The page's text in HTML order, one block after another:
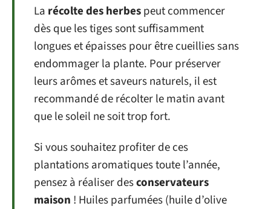
La récolte des herbespeut commencer
dès que les tiges sont suffisamment
longues et épaisses pour être cueillies sans
endommager la plante. Pour préserver
leurs arômes et saveurs naturels, il est
recommandé de récolter le matin avant
que le soleil ne soit trop fort.
Si vous souhaitez profiter de ces
plantations aromatiques toute l’année,
pensez à réaliser desconservateurs
maison ! Huiles parfumées (huile d’olive